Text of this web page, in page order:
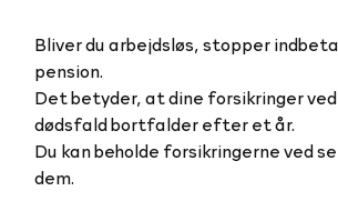
Bliver du arbejdsløs, stopper
pension.
Det betyder, at dine forsikringer ved
dødsfald bortfalder efter et år.
Du kan beholde forsikringerne ved
dem.